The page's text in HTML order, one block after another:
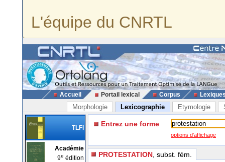
L'équipe du CNRTL
Accueil Portail lexical Corpus
Morphologie Lexicographie Etymologie
TLFi
Académie
9e édition
Entrez une forme
options d'affichage
PROTESTATION , subst. fém.